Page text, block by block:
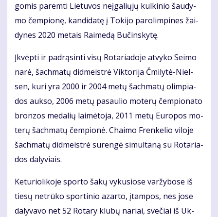
go­mis pa­rem­ti Lie­tu­vos ne­įga­lių­jų kul­ki­nio šau­dy­
mo čem­pio­nę, kan­di­da­tę į To­ki­jo pa­ro­lim­pi­nes žai­
dy­nes 2020 me­tais Rai­me­dą Bu­čins­ky­tę.
Įkvėp­ti ir pa­drą­sin­ti vi­sų Ro­ta­ria­do­je at­vy­ko Sei­mo
na­rė, šach­ma­tų did­meist­rė Vik­to­ri­ja Čmi­ly­tė-Niel­
sen, ku­ri yra 2000 ir 2004 me­tų šach­ma­tų olim­pia­
dos auk­so, 2006 me­tų pa­sau­lio mo­te­rų čem­pio­na­to
bron­zos me­da­lių lai­mė­to­ja, 2011 me­tų Eu­ro­pos mo­
te­rų šach­ma­tų čem­pio­nė. Chai­mo Fren­ke­lio vi­lo­je
šach­ma­tų did­meist­rė su­ren­gė si­mul­ta­ną su Ro­ta­ria­
dos da­ly­viais.
Ke­tu­rio­li­ko­je spor­to ša­kų vy­ku­sio­se var­žy­bo­se iš
tie­sų ne­trū­ko spor­ti­nio azar­to, įtam­pos, nes jo­se
da­ly­va­vo net 52 Ro­ta­ry klu­bų na­riai, sve­čiai iš Uk­